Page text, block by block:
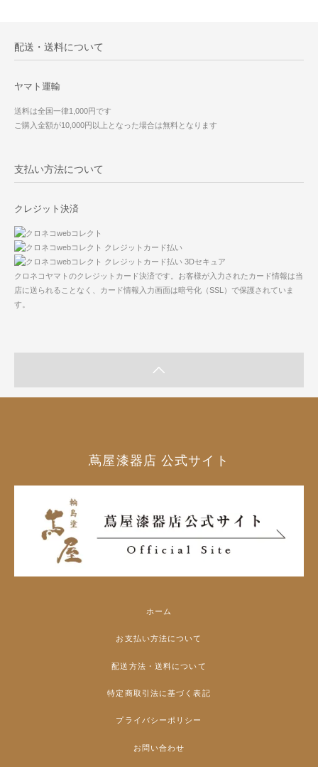
配送・送料について
ヤマト運輸
送料は全国一律1,000円です
ご購入金額が10,000円以上となった場合は無料となります
支払い方法について
クレジット決済
クロネコヤマトのクレジットカード決済です。お客様が入力されたカード情報は当
店に送られることなく、カード情報入力画面は暗号化（SSL）で保護されていま
す。
蔦屋漆器店 公式サイト
ホーム
お支払い方法について
配送方法・送料について
特定商取引法に基づく表記
プライバシーポリシー
お問い合わせ